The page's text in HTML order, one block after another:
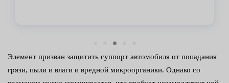
Элемент призван защитить суппорт автомобиля от попадания
грязи, пыли и влаги и вредной микроорганики. Однако со